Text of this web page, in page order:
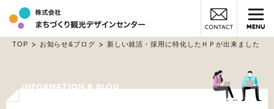
MENU
TOP お知らせ&ブログ 新しい就活・採用に特化したＨＰが出来ました